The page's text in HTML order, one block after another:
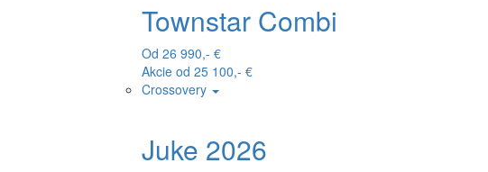
Townstar Combi
Od 26 990,- €
Akcie od 25 100,- €
Crossovery
Juke 2026